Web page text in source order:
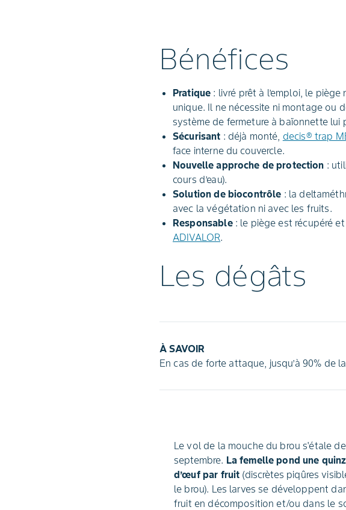
Bénéfices
Pratique : livré prêt à l’emploi, le
unique. Il ne nécessite ni montage ou
système de fermeture à baïonnette lui
Sécurisant : déjà monté, decis® trap
face interne du couvercle.
Nouvelle approche de protection :
cours d’eau).
Solution de biocontrôle : la
avec la végétation ni avec les fruits.
Responsable: le piège est récupéré
ADIVALOR.
Les dégâts
À SAVOIR
En cas de forte attaque, jusqu’à 90% de
Le vol de la mouche du brou s'étale
septembre. La femelle pond une
d’œuf par fruit (discrètes piqûres
le brou). Les larves se développent
fruit en décomposition et/ou dans le